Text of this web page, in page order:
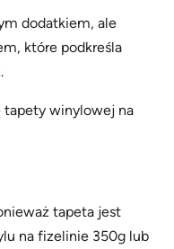
dodatkiem, ale
które podkreśla
tapety winylowej na
tapeta jest
na fizelinie 350g lub